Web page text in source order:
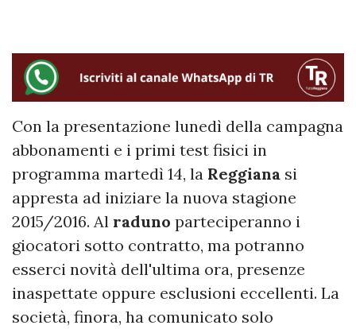
Con la presentazione lunedì della campagna
abbonamenti e i primi test fisici in
programma martedì 14, la Reggiana si
appresta ad iniziare la nuova stagione
2015/2016. Al raduno parteciperanno i
giocatori sotto contratto, ma potranno
esserci novità dell'ultima ora, presenze
inaspettate oppure esclusioni eccellenti. La
società, finora, ha comunicato solo